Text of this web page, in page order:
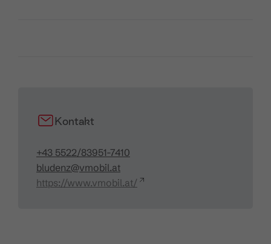
Kontakt
+43 5522/83951-7410
bludenz@vmobil.at
https://www.vmobil.at/